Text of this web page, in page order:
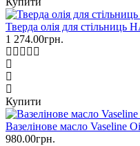
Тверда олія для стільниць
1 274.00грн.
Купити
Вазелінове масло Vaseline
980.00грн.